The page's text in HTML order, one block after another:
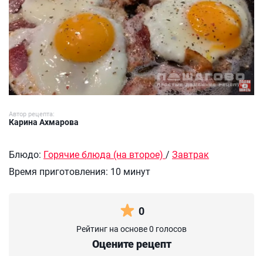
Автор рецепта:
Карина Ахмарова
Блюдо: Горячие блюда (на второе) / Завтрак
Время приготовления: 10 минут
0
Рейтинг на основе 0 голосов
Оцените рецепт